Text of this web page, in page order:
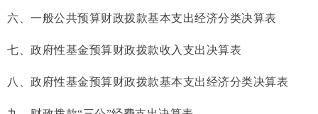
六、一般公共预算财政拨款基本支出经济分类决算表
七、政府性基金预算财政拨款收入支出决算表
八、政府性基金预算财政拨款基本支出经济分类决算表